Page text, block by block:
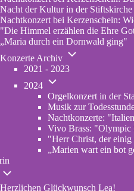
Nacht der Kultur in der Stiftskirche
Nachtkonzert bei Kerzenschein:
"Die Himmel erzählen die Ehre
„Maria durch ein Dornwald ging"
Konzerte Archiv
Unternavigation
Konzerte
2021 - 2023
2024
Unternavigation
2024
Orgelkonzert in der
Musik zur
Nachtkonzerte:
Vivo Brass: "Olympic
"Herr Christ, der
„Marien wart ein bot
Unternavigation
Herzlichen Glückwunsch Lea!